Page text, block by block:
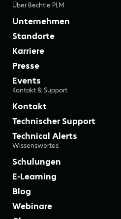
Über Bechtle PLM
Unternehmen
Standorte
Karriere
Presse
Events
Kontakt & Support
Kontakt
Technischer Support
Technical Alerts
Wissenswertes
Schulungen
E-Learning
Blog
Webinare